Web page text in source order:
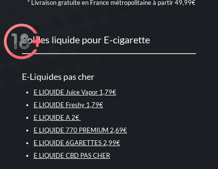
* Livraison gratuite en France métropolitaine à partir 49,99€
Soldes liquide pour E-cigarette
E-Liquides pas cher
E LIQUIDE Juice Vapor 1,79€
E LIQUIDE Freshy 1,79€
E LIQUIDE A 2€
E LIQUIDE 770 PREMIUM 2,69€
E LIQUIDE 6GARETTES 2,99€
E LIQUIDE CBD PAS CHER